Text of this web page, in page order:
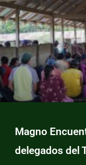
Magno
delegados del